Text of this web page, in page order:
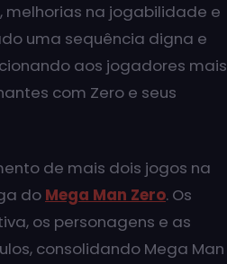
na jogabilidade e
uma sequência digna e
aos jogadores mais
com Zero e seus
de mais dois jogos na
do Mega Man Zero. Os
os personagens e as
consolidando Mega Man